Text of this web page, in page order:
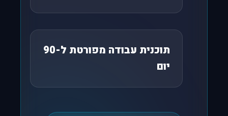
תוכנית עבודה מפורטת ל-90
יום